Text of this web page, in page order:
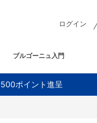
ログイン
ブルゴーニュ入門
ポイント進呈